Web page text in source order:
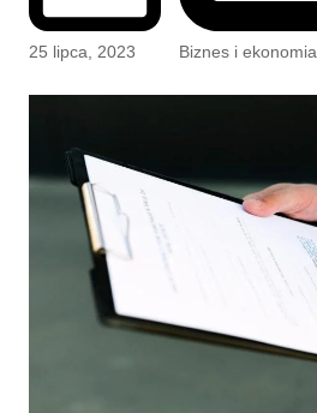
25 lipca, 2023 Biznes i ekonomia